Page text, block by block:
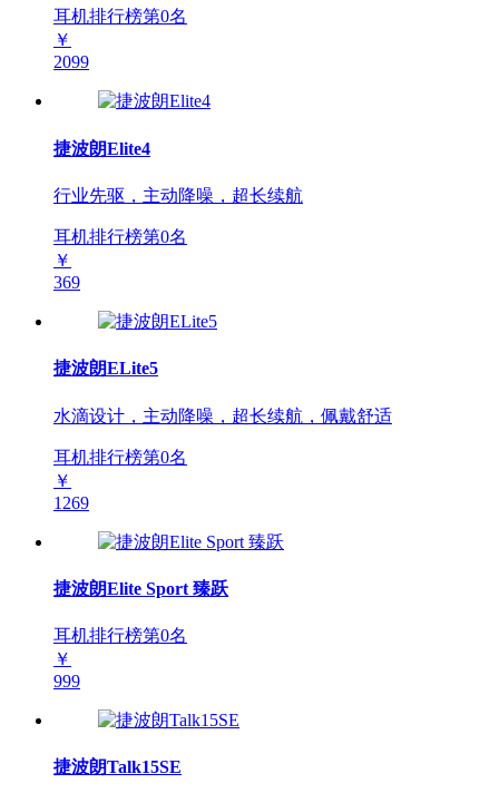
耳机排行榜第0名
￥
2099
捷波朗Elite4
行业先驱，主动降噪，超长续航
耳机排行榜第0名
￥
369
捷波朗ELite5
水滴设计，主动降噪，超长续航，佩戴舒适
耳机排行榜第0名
￥
1269
捷波朗Elite Sport 臻跃
耳机排行榜第0名
￥
999
捷波朗Talk15SE